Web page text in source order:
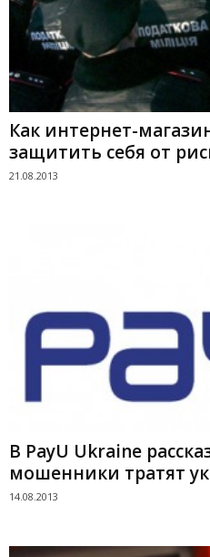
Как интернет-
защитить себя от
21.08.2013
В PayU Ukraine
мошенники тратят
14.08.2013